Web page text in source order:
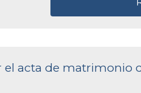
acta de matrimonio